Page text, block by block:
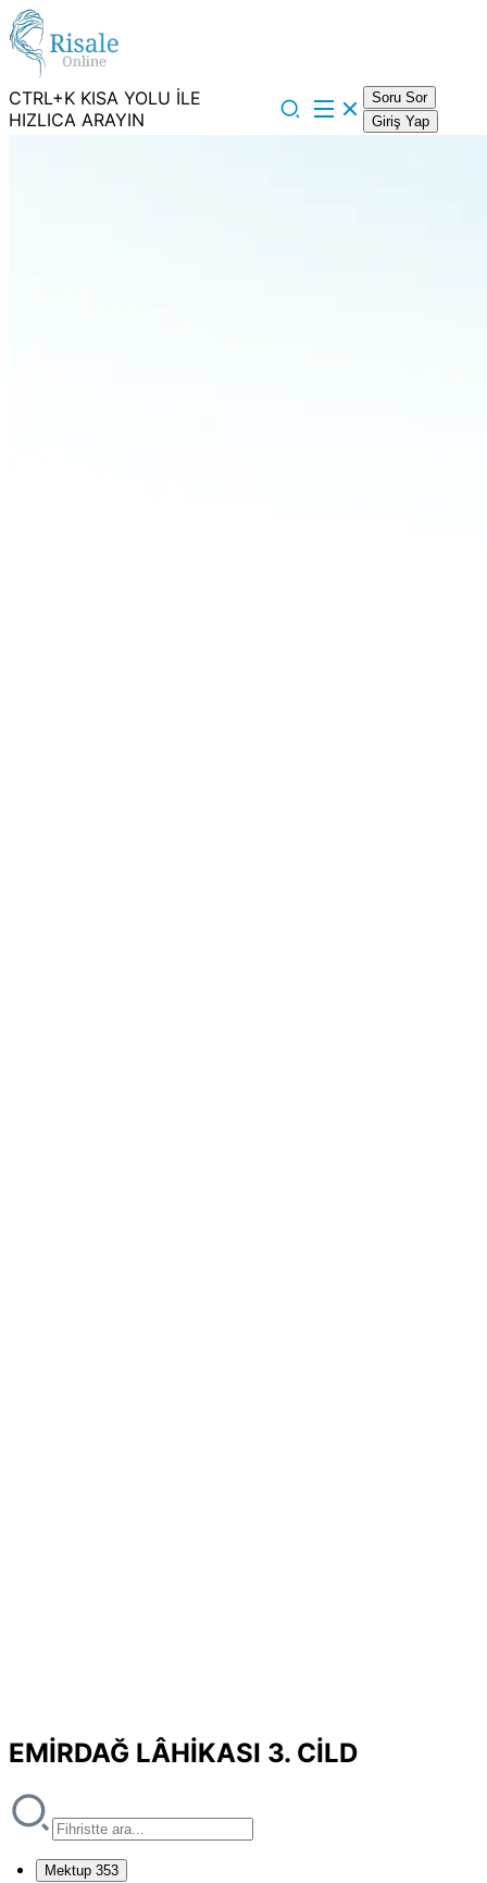
CTRL+K KISA YOLU İLE
HIZLICA ARAYIN
Soru Sor
Giriş Yap
EMİRDAĞ LÂHİKASI 3. CİLD
Mektup 353